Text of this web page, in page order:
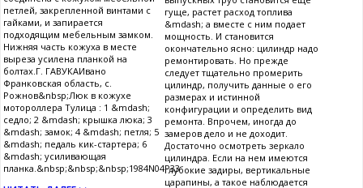
петлей, закрепленной винтами с
гайками, и запирается
подходящим мебельным замком.
Нижняя часть кожуха в месте
выреза усилена планкой на
болтах.Г. ГАВУКАИвано
Франковская область, с.
Рожнов&nbsp;Люк в кожухе
мотороллера Тулица : 1 &mdash;
седло; 2 &mdash; крышка люка; 3
&mdash; замок; 4 &mdash; петля; 5
&mdash; педаль кик-стартера; 6
&mdash; усиливающая
планка.&nbsp;&nbsp;&nbsp;1984N04P33
гуще, растет расход топлива
&mdash; а вместе с ним подает
мощность. И становится
окончательно ясно: цилиндр надо
ремонтировать. Но прежде
следует тщательно промерить
цилиндр, получить данные о его
размерах и истинной
конфигурации и определить вид
ремонта. Впрочем, иногда до
замеров дело и не доходит.
Достаточно осмотреть зеркало
цилиндра. Если на нем имеются
глубокие задиры, вертикальные
царапины, а такое наблюдается